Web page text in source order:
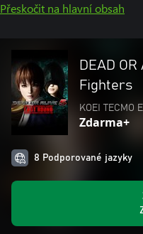
Přeskočit na hlavní obsah
DEAD
Fighters
KOEI TECMO
Zdarma+
8 Podporované jazyky